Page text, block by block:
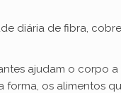
diária de fibra,
ajudam o corpo a
forma, os alimentos